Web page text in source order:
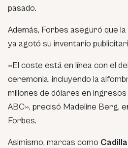
pasado.
Además, Forbes aseguró que
ya agotó su inventario
«El coste está en línea con el
ceremonia, incluyendo la
millones de dólares en
ABC», precisó Madeline Berg,
Forbes.
Asimismo, marcas como